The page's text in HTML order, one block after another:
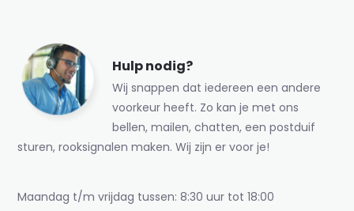
Hulp nodig?
Wij snappen dat iedereen een andere
voorkeur heeft. Zo kan je met ons
bellen, mailen, chatten, een postduif
sturen, rooksignalen maken. Wij zijn er voor je!
Maandag t/m vrijdag tussen: 8:30 uur tot 18:00